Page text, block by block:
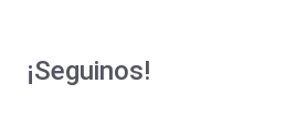
¡Seguinos!